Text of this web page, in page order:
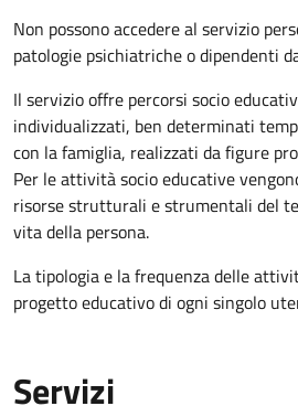
Non possono accedere al servizio
patologie psichiatriche o dipendenti
Il servizio offre percorsi socio
individualizzati, ben determinati
con la famiglia, realizzati da figure
Per le attività socio educative
risorse strutturali e strumentali del
vita della persona.
La tipologia e la frequenza delle
progetto educativo di ogni singolo
Servizi